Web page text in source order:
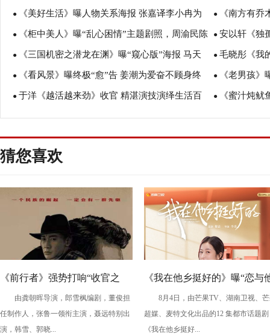
新春发糖甜蜜定情 兄弟的精分日
● 《美好生活》曝人物关系海报 张嘉译李小冉为
爱再牵手
● 《南方有
感打造都市“
● 《柜中美人》曝“乱心困情”主题剧照，周渝民陈
瑶胡冰卿陷情感旋涡
● 安以轩《独
女人
● 《三国机密之潜龙在渊》曝“窥心版”海报 马天
宇韩东君展“眼”技
● 毛晓彤《我
敢前行
● 《看风景》曝终极“愈”告 姜潮为爱奋不顾身终
感动李溪芮
● 《老男孩
成长
● 于洋《越活越来劲》收官 精湛演技演绎生活百
姿态
● 《蜜汁炖
其、李泽锋
猜您喜欢
《前行者》强势打响“收官之
战” 高智商博弈解锁谍战“连环
局”
由龚朝晖导演，郎雪枫编剧，董俊担
任制作人，张鲁一领衔主演，聂远特别出
演，韩雪、郭晓...
《我在他乡挺好的》曝“恋与
乡”情感海报 他乡CP温暖相伴
愈人心
8月4日，由芒果TV、湖南卫视、
超媒、麦特文化出品的12 集都市话题剧
《我在他乡挺好...